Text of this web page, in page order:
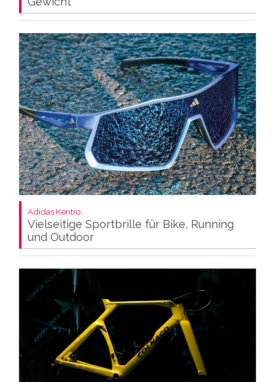
Adidas Kentro:
Vielseitige Sportbrille für Bike, Running
und Outdoor